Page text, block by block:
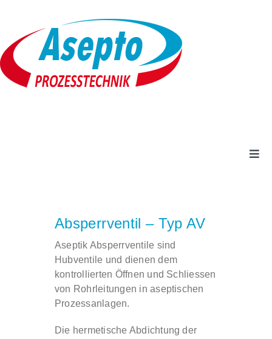
springen
Produkte + Leistungen
Absperrventil – Typ AV
Aseptik Absperrventile sind
Hubventile und dienen dem
kontrollierten Öffnen und Schliessen
von Rohrleitungen in aseptischen
Prozessanlagen.
Die hermetische Abdichtung der